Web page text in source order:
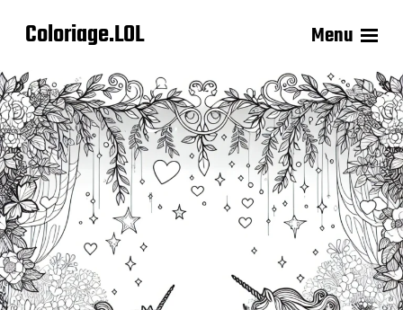
Coloriage.LOL Menu